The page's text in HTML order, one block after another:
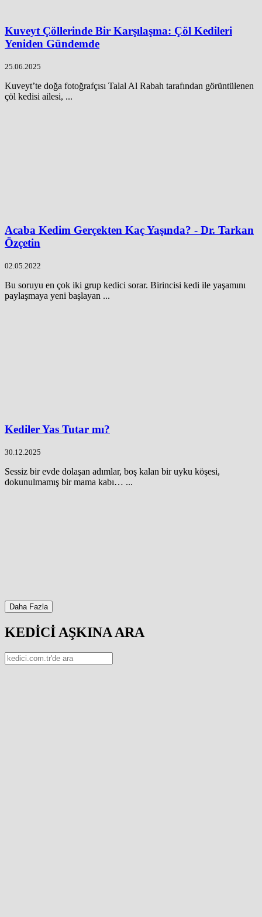
Kuveyt Çöllerinde Bir Karşılaşma: Çöl Kedileri
Yeniden Gündemde
25.06.2025
Kuveyt’te doğa fotoğrafçısı Talal Al Rabah tarafından görüntülenen
çöl kedisi ailesi, ...
Acaba Kedim Gerçekten Kaç Yaşında? - Dr. Tarkan
Özçetin
02.05.2022
Bu soruyu en çok iki grup kedici sorar. Birincisi kedi ile yaşamını
paylaşmaya yeni başlayan ...
Kediler Yas Tutar mı?
30.12.2025
Sessiz bir evde dolaşan adımlar, boş kalan bir uyku köşesi,
dokunulmamış bir mama kabı… ...
Daha Fazla
KEDİCİ AŞKINA ARA